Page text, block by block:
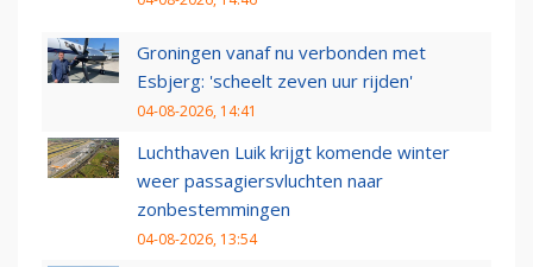
Groningen vanaf nu verbonden met
Esbjerg: 'scheelt zeven uur rijden'
04-08-2026, 14:41
Luchthaven Luik krijgt komende winter
weer passagiersvluchten naar
zonbestemmingen
04-08-2026, 13:54